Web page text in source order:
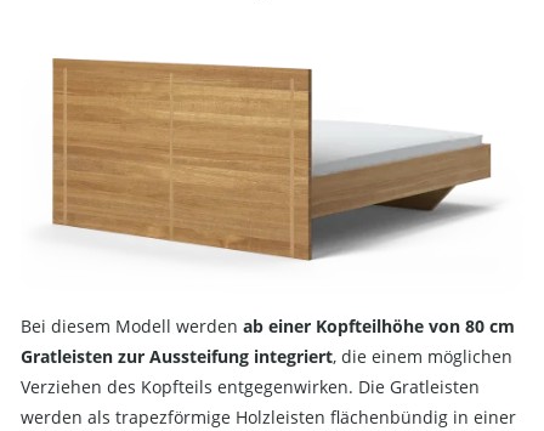
Bei diesem Modell werden ab einer Kopfteilhöhe von 80 cm
Gratleisten zur Aussteifung integriert, die einem möglichen
Verziehen des Kopfteils entgegenwirken. Die Gratleisten
werden als trapezförmige Holzleisten flächenbündig in einer